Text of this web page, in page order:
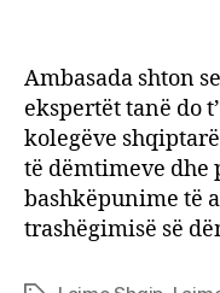
Ambasada shton
ekspertët tanë do
kolegëve
të dëmtimeve dhe
bashkëpunime të
trashëgimisë së